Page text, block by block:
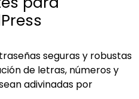
seguras y robustas
de letras, números y
adivinadas por